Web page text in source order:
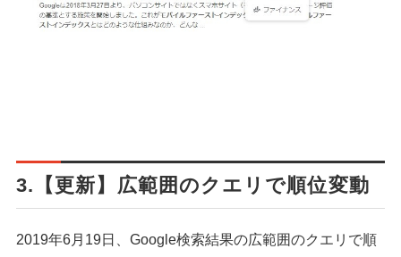
3.【更新】広範囲のクエリで順位変動
2019年6月19日、Google検索結果の広範囲のクエリで順